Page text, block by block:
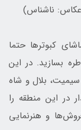
کبوترها حتما
بسازید. در این
بلال و شاه
در این منطقه را
و هنرنمایی